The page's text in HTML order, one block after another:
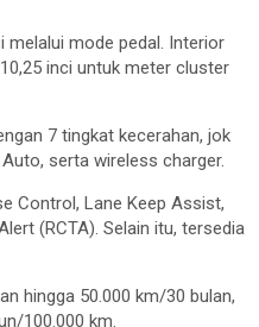
melalui mode pedal. Interior
inci untuk meter cluster
7 tingkat kecerahan, jok
serta wireless charger.
Control, Lane Keep Assist,
(RCTA). Selain itu, tersedia
hingga 50.000 km/30 bulan,
100.000 km.